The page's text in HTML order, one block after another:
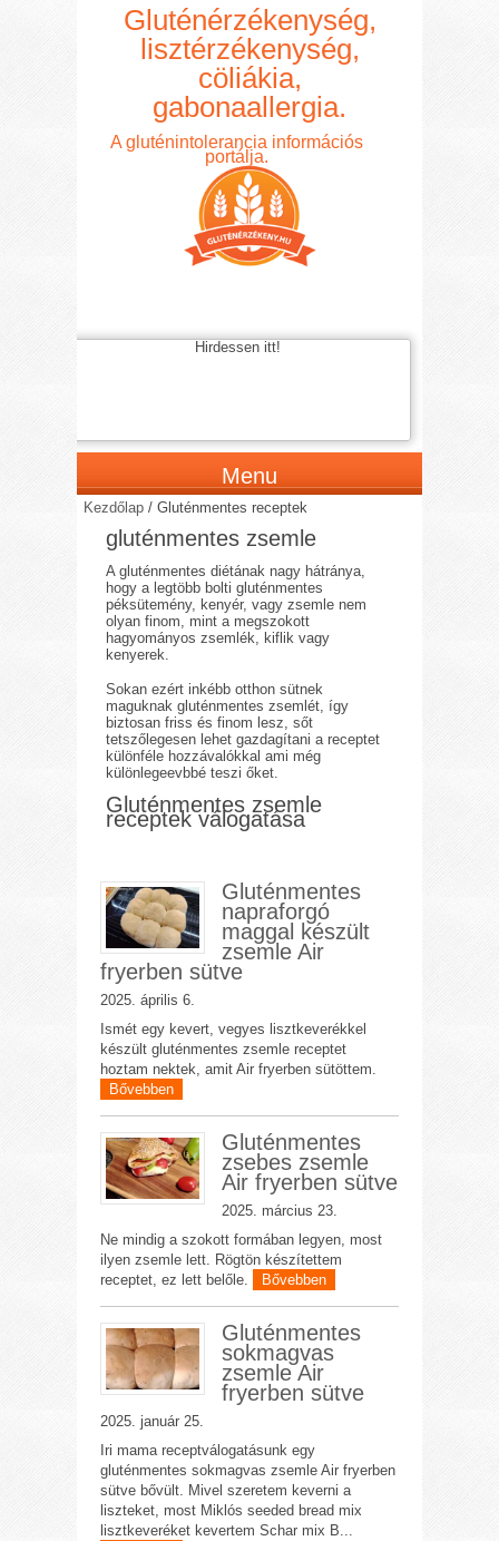
Gluténérzékenység,
lisztérzékenység,
cöliákia,
gabonaallergia.
A gluténintolerancia információs
portálja.
Hirdessen itt!
Menu
Kezdőlap /Gluténmentes receptek
gluténmentes zsemle
A gluténmentes diétának nagy hátránya,
hogy a legtöbb bolti gluténmentes
péksütemény, kenyér, vagy zsemle nem
olyan finom, mint a megszokott
hagyományos zsemlék, kiflik vagy
kenyerek.
Sokan ezért inkébb otthon sütnek
maguknak gluténmentes zsemlét, így
biztosan friss és finom lesz, sőt
tetszőlegesen lehet gazdagítani a receptet
különféle hozzávalókkal ami még
különlegeevbbé teszi őket.
Gluténmentes zsemle
receptek válogatása
Gluténmentes
napraforgó
maggal készült
zsemle Air
fryerben sütve
2025. április 6.
Ismét egy kevert, vegyes lisztkeverékkel
készült gluténmentes zsemle receptet
hoztam nektek, amit Air fryerben sütöttem.
Bővebben
Gluténmentes
zsebes zsemle
Air fryerben sütve
2025. március 23.
Ne mindig a szokott formában legyen, most
ilyen zsemle lett. Rögtön készítettem
receptet, ez lett belőle.
Bővebben
Gluténmentes
sokmagvas
zsemle Air
fryerben sütve
2025. január 25.
Iri mama receptválogatásunk egy
gluténmentes sokmagvas zsemle Air fryerben
sütve bővült. Mivel szeretem keverni a
liszteket, most Miklós seeded bread mix
lisztkeveréket kevertem Schar mix B...